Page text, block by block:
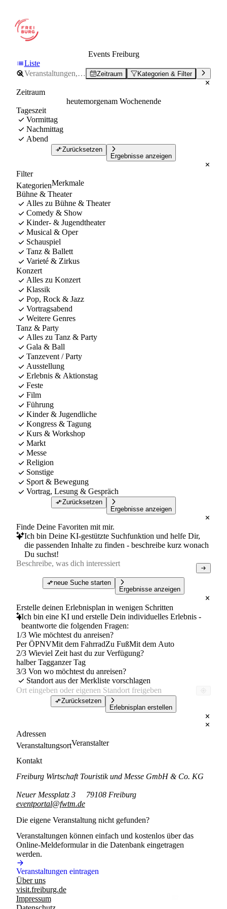
Events Freiburg
Liste
Zeitraum Kategorien & Filter
Zeitraum
heutemorgenam Wochenende
Tageszeit
Vormittag
Nachmittag
Abend
Zurücksetzen
Ergebnisse anzeigen
Filter
KategorienMerkmale
Bühne & Theater
Alles zu Bühne & Theater
Comedy & Show
Kinder- & Jugendtheater
Musical & Oper
Schauspiel
Tanz & Ballett
Varieté & Zirkus
Konzert
Alles zu Konzert
Klassik
Pop, Rock & Jazz
Vortragsabend
Weitere Genres
Tanz & Party
Alles zu Tanz & Party
Gala & Ball
Tanzevent / Party
Ausstellung
Erlebnis & Aktionstag
Feste
Film
Führung
Kinder & Jugendliche
Kongress & Tagung
Kurs & Workshop
Markt
Messe
Religion
Sonstige
Sport & Bewegung
Vortrag, Lesung & Gespräch
Zurücksetzen
Ergebnisse anzeigen
Finde Deine Favoriten mit mir.
Ich bin Deine KI-gestützte Suchfunktion und helfe Dir,
die passenden Inhalte zu finden - beschreibe kurz wonach
Du suchst!
neue Suche starten
Ergebnisse anzeigen
Erstelle deinen Erlebnisplan in wenigen Schritten
Ich bin eine KI und erstelle Dein individuelles Erlebnis -
beantworte die folgenden Fragen:
1/3 Wie möchtest du anreisen?
Per ÖPNVMit dem FahrradZu FußMit dem Auto
2/3 Wieviel Zeit hast du zur Verfügung?
halber Tagganzer Tag
3/3 Von wo möchtest du anreisen?
Standort aus der Merkliste vorschlagen
Zurücksetzen
Erlebnisplan erstellen
Adressen
VeranstaltungsortVeranstalter
Kontakt
Freiburg Wirtschaft Touristik und Messe GmbH & Co. KG
Neuer Messplatz 3
79108 Freiburg
eventportal@fwtm.de
Die eigene Veranstaltung nicht gefunden?
Veranstaltungen können einfach und kostenlos über das
Online-Meldeformular in die Datenbank eingetragen
werden.
Veranstaltungen eintragen
Über uns
visit.freiburg.de
Impressum